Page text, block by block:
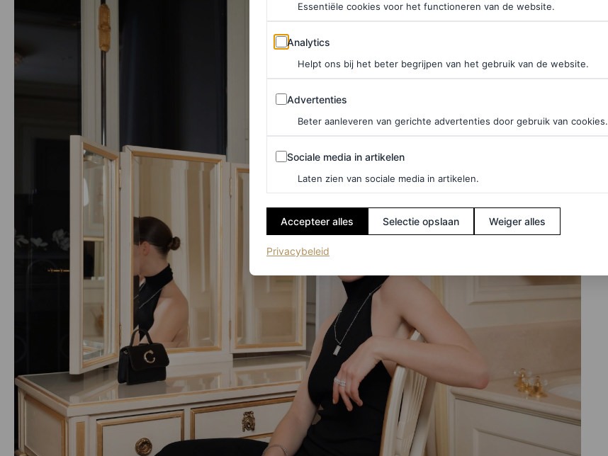
Essentiële cookies voor het functioneren van de website.
Analytics
Analytics
Helpt ons bij het beter begrijpen van het gebruik van de website.
Advertenties
Advertenties
Beter aanleveren van gerichte advertenties door gebruik van cookies.
Sociale media in artikelen
Sociale media in artikelen
Laten zien van sociale media in artikelen.
Accepteer alles Selectie opslaan Weiger alles
Privacybeleid